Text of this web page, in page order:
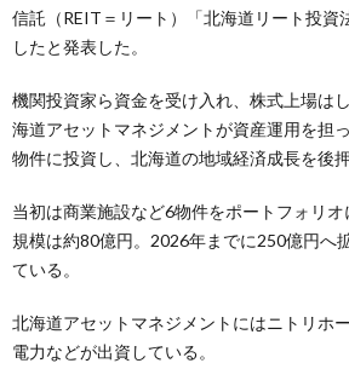
信託（REIT＝リート）「北海道リート投資
したと発表した。
機関投資家ら資金を受け入れ、株式上場は
海道アセットマネジメントが資産運用を担
物件に投資し、北海道の地域経済成長を後
当初は商業施設など6物件をポートフォリ
規模は約80億円。2026年までに250億円へ
ている。
北海道アセットマネジメントにはニトリホ
電力などが出資している。